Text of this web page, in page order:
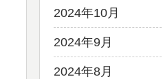
2024年10月
2024年9月
2024年8月